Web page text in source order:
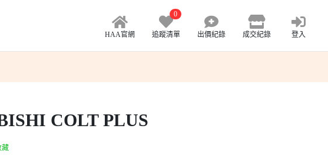
HAA官網
0
追蹤清單 出價紀錄 成交紀錄 登入
COLT PLUS
藏